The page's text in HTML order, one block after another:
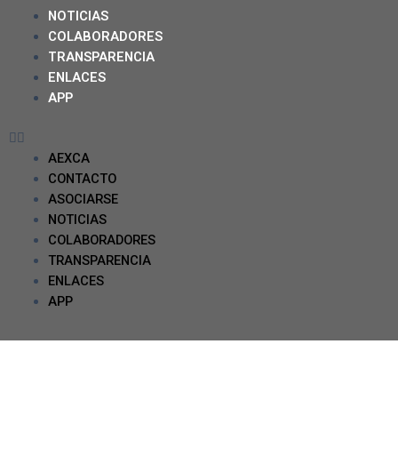
NOTICIAS
COLABORADORES
TRANSPARENCIA
ENLACES
APP
AEXCA
CONTACTO
ASOCIARSE
NOTICIAS
COLABORADORES
TRANSPARENCIA
ENLACES
APP